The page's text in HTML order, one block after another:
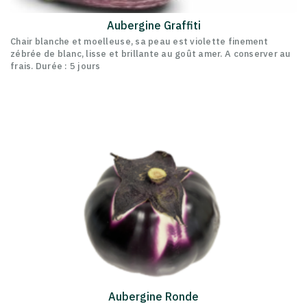
Aubergine Graffiti
Chair blanche et moelleuse, sa peau est violette finement
zébrée de blanc, lisse et brillante au goût amer. A conserver au
frais. Durée : 5 jours
Aubergine Ronde